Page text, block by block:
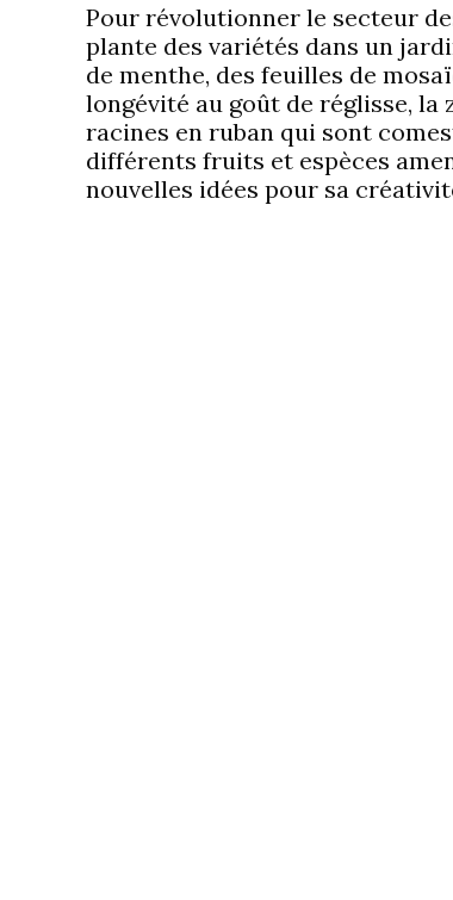
Pour révolutionner le secteur
plante des variétés dans un
de menthe, des feuilles de
longévité au goût de réglisse,
racines en ruban qui sont
différents fruits et espèces
nouvelles idées pour sa